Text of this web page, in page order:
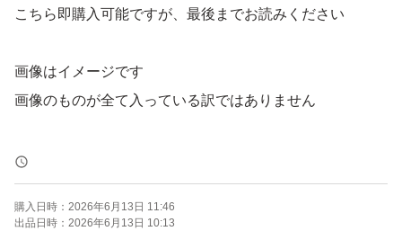
こちら即購入可能ですが、最後までお読みください
画像はイメージです
画像のものが全て入っている訳ではありません
野菜内容一覧
にんじん
じゃがいも
購入日時： 2026年6月13日 11:46
出品日時： 2026年6月13日 10:13